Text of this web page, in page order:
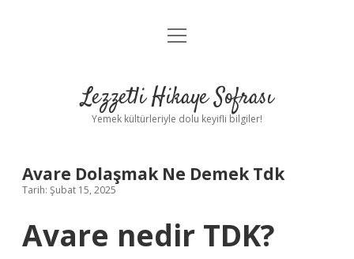
Anasayfa
Yasal Uyarı
menüyü
Lezzetli Hikaye Sofrası
Yemek kültürleriyle dolu keyifli bilgiler!
Avare Dolaşmak Ne Demek Tdk
Tarih: Şubat 15, 2025
Avare nedir TDK?